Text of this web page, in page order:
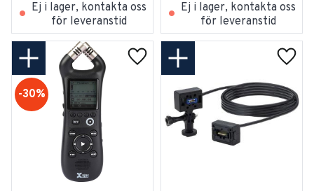
Ej i lager, kontakta oss
för leveranstid
Ej i lager, kontakta oss
för leveranstid
30%
Lägg till i favoriter